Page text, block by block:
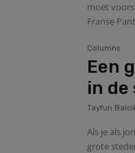
moet
Franse
Columns
Een
in de
Tayfun
Als je als
grote